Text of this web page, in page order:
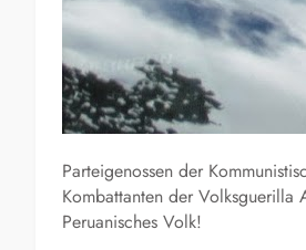
Parteigenossen der
Kombattanten der Volksguerilla
Peruanisches Volk!